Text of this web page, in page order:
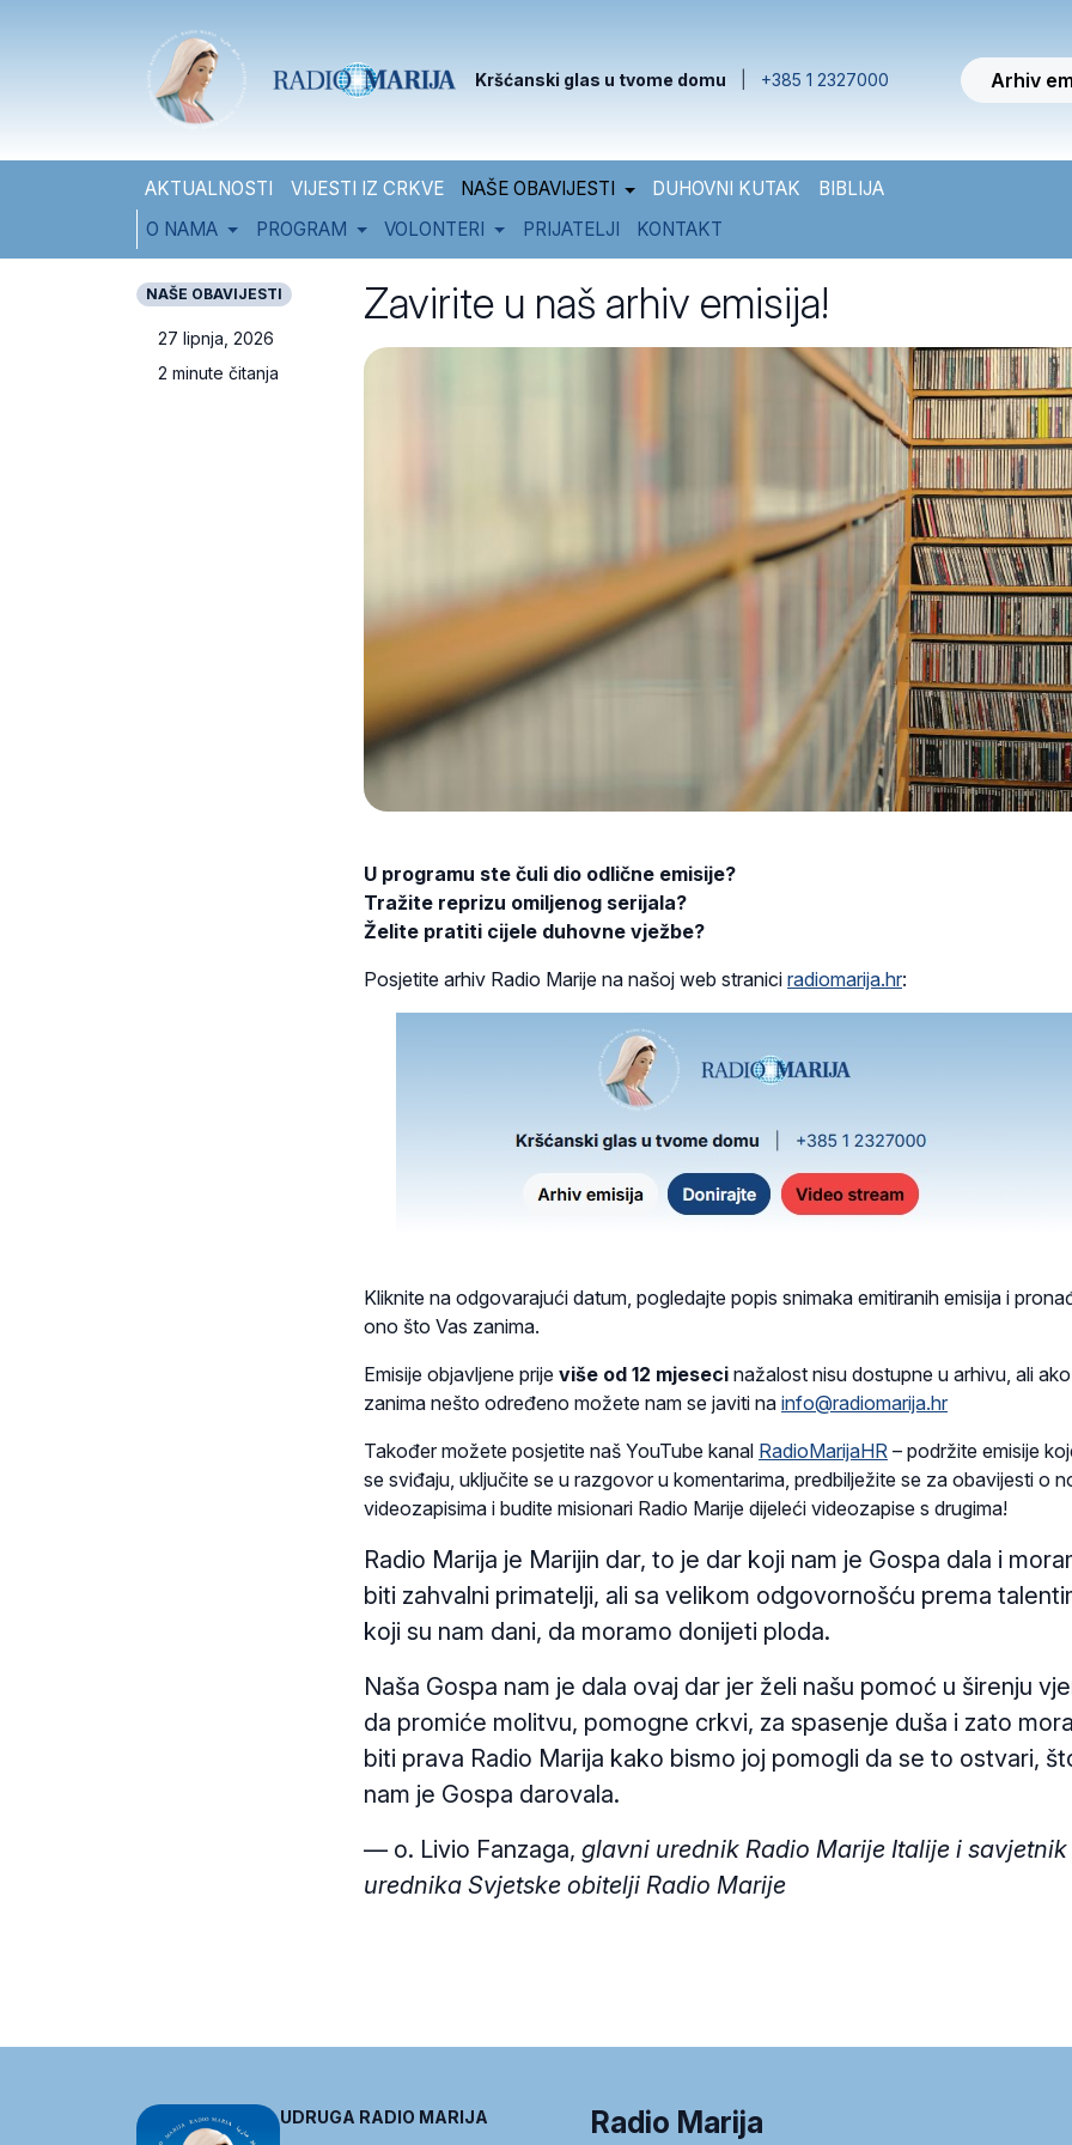
Kršćanski glas u tvome domu +385 1 2327000 Arhiv
AKTUALNOSTI VIJESTI IZ CRKVE NAŠE OBAVIJESTI DUHOVNI KUTAK
BIBLIJA
O NAMA
PROGRAM VOLONTERI PRIJATELJI KONTAKT
NAŠE OBAVIJESTI
27 lipnja, 2026
2 minute čitanja
Zavirite u naš arhiv emisija!
U programu ste čuli dio odlične emisije?
Tražite reprizu omiljenog serijala?
Želite pratiti cijele duhovne vježbe?
Posjetite arhiv Radio Marije na našoj web stranici radiomarija.hr:
Kliknite na odgovarajući datum, pogledajte popis snimaka emitiranih emisija i
ono što Vas zanima.
Emisije objavljene prije više od 12 mjeseci nažalost nisu dostupne u arhivu, ali
zanima nešto određeno možete nam se javiti na info@radiomarija.hr
Također možete posjetite naš YouTube kanal RadioMarijaHR – podržite emisije
se sviđaju, uključite se u razgovor u komentarima, predbilježite se za obavijesti o
videozapisima i budite misionari Radio Marije dijeleći videozapise s drugima!
Radio Marija je Marijin dar, to je dar koji nam je Gospa dala i
biti zahvalni primatelji, ali sa velikom odgovornošću prema
koji su nam dani, da moramo donijeti ploda.
Naša Gospa nam je dala ovaj dar jer želi našu pomoć u širenju
da promiće molitvu, pomogne crkvi, za spasenje duša i zato
biti prava Radio Marija kako bismo joj pomogli da se to ostvari,
nam je Gospa darovala.
— o. Livio Fanzaga, glavni urednik Radio Marije Italije i savjetnik
urednika Svjetske obitelji Radio Marije
UDRUGA RADIO MARIJA
Radio Marija